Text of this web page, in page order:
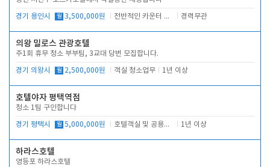
경기 용인시 월 3,500,000원 전반적인 카운터 업무 경력무관
의왕 밀로스 관광호텔
주1회 휴무 청소 부부팀, 3교대 당번 모집합니다.
경기 의왕시 월 2,500,000원 객실 청소업무 1년 이상
호텔야자 평택역점
청소 1팀 구인합니다
경기 평택시 월 5,000,000원 호텔객실 및 공용시설 청소 관리 1년 이상
하라스호텔
영등포 하라스호텔